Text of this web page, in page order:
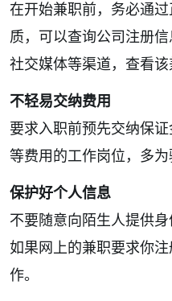
在开始兼职前，务必通
质，可以查询公司注册信
社交媒体等渠道，查看该
不轻易交纳费用
要求入职前预先交纳保
等费用的工作岗位，多为
保护好个人信息
不要随意向陌生人提供身
如果网上的兼职要求你
作。